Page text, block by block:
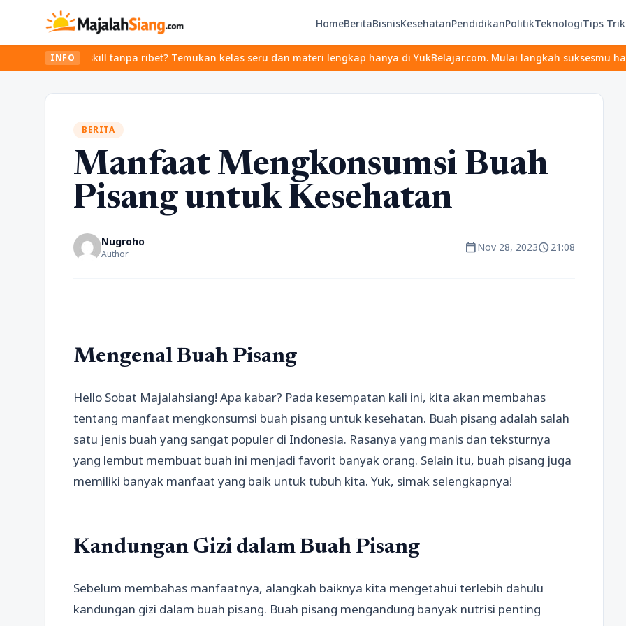
HomeBeritaBisnisKesehatanPendidikanPolitikTeknologiTips Trik
INFO
skill tanpa ribet? Temukan kelas seru dan materi lengkap hanya di YukBelajar.com. Mulai langkah suksesmu hari ini! •
BERITA
Manfaat Mengkonsumsi Buah
Pisang untuk Kesehatan
Nugroho
Author calendar_todayNov 28, 2023schedule21:08
Mengenal Buah Pisang
Hello Sobat Majalahsiang! Apa kabar? Pada kesempatan kali ini, kita akan membahas
tentang manfaat mengkonsumsi buah pisang untuk kesehatan. Buah pisang adalah salah
satu jenis buah yang sangat populer di Indonesia. Rasanya yang manis dan teksturnya
yang lembut membuat buah ini menjadi favorit banyak orang. Selain itu, buah pisang juga
memiliki banyak manfaat yang baik untuk tubuh kita. Yuk, simak selengkapnya!
Kandungan Gizi dalam Buah Pisang
Sebelum membahas manfaatnya, alangkah baiknya kita mengetahui terlebih dahulu
kandungan gizi dalam buah pisang. Buah pisang mengandung banyak nutrisi penting